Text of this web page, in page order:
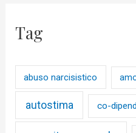
Tag
abuso narcisistico
autostima co-